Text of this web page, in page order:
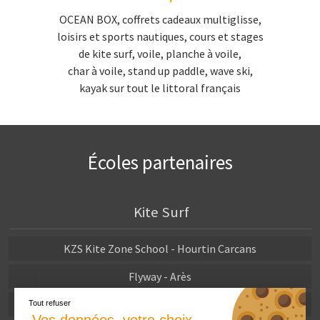
char à voile Manche
char à voile Calvados
char à voile Calvados
Char à voile Nord-Pas-de-Calais
Char à voile en vendée
Char à voile en Charente-Maritime
Char à voile en Aquitaine
coffret cadeau stand up paddle
OCEAN BOX, coffrets cadeaux multiglisse,
loisirs et sports nautiques, cours et stages
de kite surf, voile, planche à voile,
char à voile, stand up paddle, wave ski,
kayak sur tout le littoral français
Écoles partenaires
Kite Surf
KZS Kite Zone School - Hourtin Carcans
Flyway - Arès
Tout refuser